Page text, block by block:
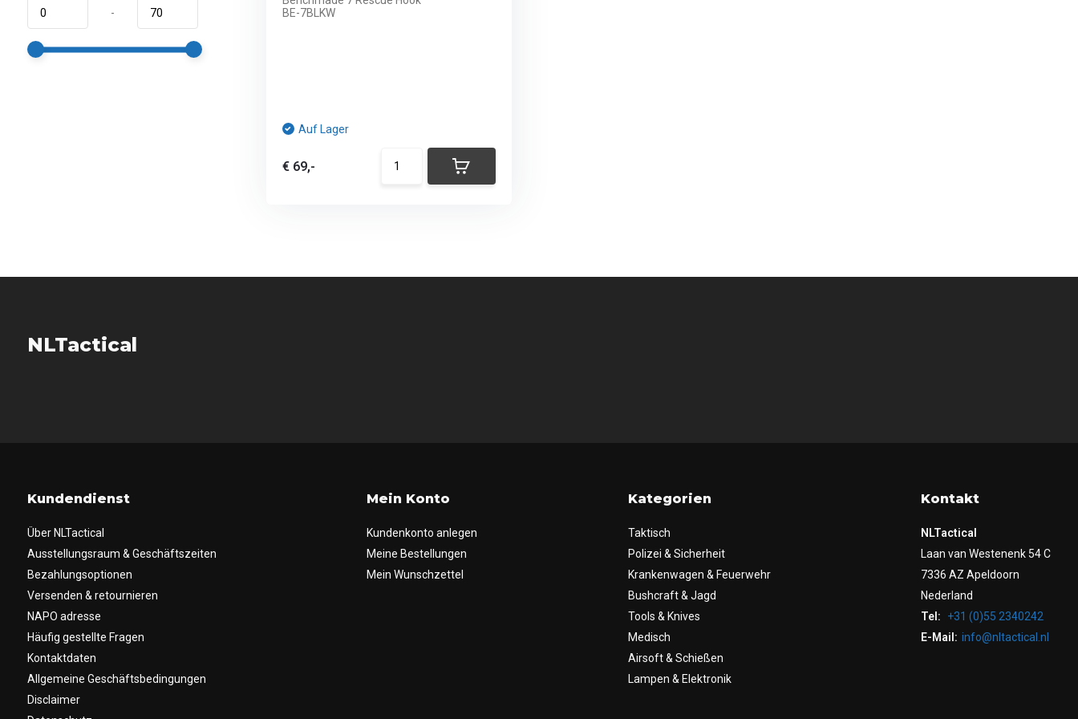
-
BE-7BLKW
Auf Lager
€ 69,-
NLTactical
Kundendienst
Über NLTactical
Ausstellungsraum & Geschäftszeiten
Bezahlungsoptionen
Versenden & retournieren
NAPO adresse
Häufig gestellte Fragen
Kontaktdaten
Allgemeine Geschäftsbedingungen
Disclaimer
Mein Konto
Kundenkonto anlegen
Meine Bestellungen
Mein Wunschzettel
Kategorien
Taktisch
Polizei & Sicherheit
Krankenwagen & Feuerwehr
Bushcraft & Jagd
Tools & Knives
Medisch
Airsoft & Schießen
Lampen & Elektronik
Kontakt
NLTactical
Laan van Westenenk 54 C
7336 AZ Apeldoorn
Nederland
Tel:
+31 (0)55 2340242
E-Mail: info@nltactical.nl